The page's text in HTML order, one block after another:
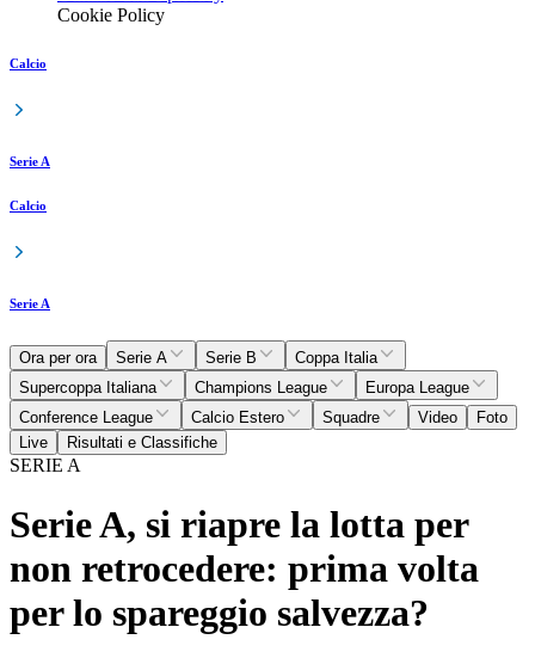
Cookie Policy
Calcio
Serie A
Calcio
Serie A
Ora per ora Serie A Serie B
Coppa Italia
Supercoppa Italiana
Champions League
Europa League
Conference League
Calcio Estero Squadre Video
Foto
Live
Risultati e Classifiche
SERIE A
Serie A, si riapre la lotta per
non retrocedere: prima volta
per lo spareggio salvezza?